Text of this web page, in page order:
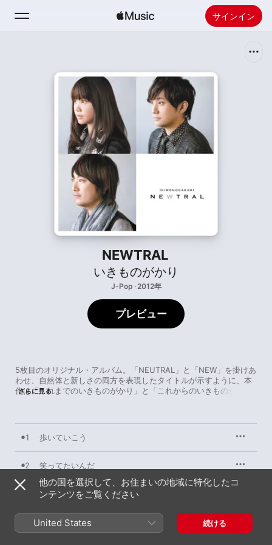
サインイン
新着おすすめ
Apple Musicをインストール
NEWTRAL
いきものがかり
J-Pop · 2012年
5枚目のオリジナル・アルバム。「NEUTRAL」と「NEW」を掛けあ
わせ、自然体と新しさの両方を表現したタイトルが示すように、本
作は「これまでのいきものがかり」と「これからのいきものがか
ット・シングル曲に加え、高校時代から演奏しているという “地
球”、いきものがかりとしての決意を込めたという感動的な “会いに
行くよ” など、多様な楽曲を12曲収録。亀田誠治、本間昭光、蔦谷
好位置、島田昌典といった豪華アレンジャー陣が個々の楽曲に華を
添える中、アルバムのラストを飾る “おやすみ” で、記録用として録
象徴しているかのようだ。
さらに見る
プレビュー
1 歩いていこう
2 笑ってたいんだ
3 いつだって僕らは
KISS KISS BANG BANG
他の国を選択して、お住まいの地域に特化したコ
ンテンツをご覧ください
United States 続ける